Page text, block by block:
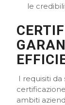
le
I requisiti
ambiti